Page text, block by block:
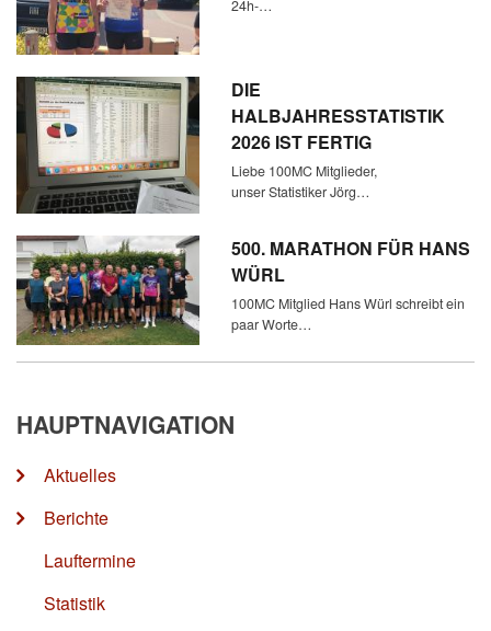
24h-…
DIE
HALBJAHRESSTATISTIK
2026 IST FERTIG
Liebe 100MC Mitglieder,
unser Statistiker Jörg…
500. MARATHON FÜR HANS
WÜRL
100MC Mitglied Hans Würl schreibt ein
paar Worte…
HAUPTNAVIGATION
Aktuelles
Berichte
Lauftermine
Statistik